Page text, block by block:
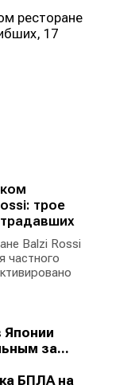
трое
Balzi Rossi
частного
Японии
за...
БПЛА на